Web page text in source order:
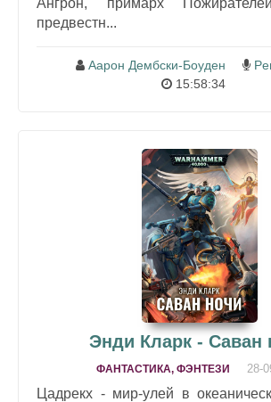
Ангрон, примарх
предвестн...
Аарон Дембски-Боуден
15:58:34
Энди Кларк - Саван
ФАНТАСТИКА, ФЭНТЕЗИ 28-
Цадрекх - мир-улей в